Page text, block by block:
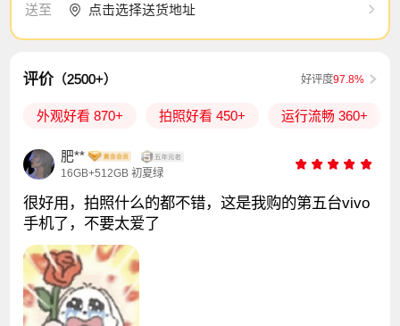
送至 点击选择送货地址
评价 （2500+） 好评度97.8%
外观好看 870+ 拍照好看 450+ 运行流畅 360+
肥**
16GB+512GB 初夏绿
很好用，拍照什么的都不错，这是我购的第五台vivo
手机了，不要太爱了